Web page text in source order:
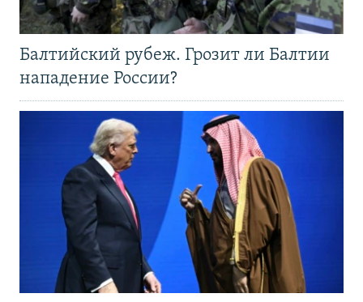
Балтийский рубеж. Грозит ли Балтии
нападение России?